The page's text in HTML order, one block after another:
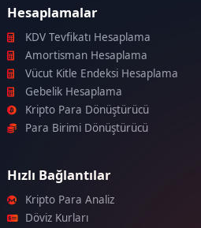
Hesaplamalar
KDV Tevfikatı Hesaplama
Amortisman Hesaplama
Vücut Kitle Endeksi Hesaplama
Gebelik Hesaplama
Kripto Para Dönüştürücü
Para Birimi Dönüştürücü
Hızlı Bağlantılar
Kripto Para Analiz
Döviz Kurları